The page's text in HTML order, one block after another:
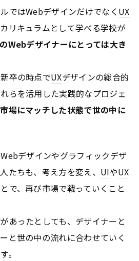
ではWebデザインだけでなく UX
リキュラムとして学べる学校が
Webデザイナーにとっては大き
卒の時点でUXデザインの総合的
らを活用した実践的なプロジェ
市場にマッチした状態で世の中に
デザインやグラフィックデザ
たちも、考え方を変え、 UIやUX
で、再び市場で戦っていくこと
あったとしても、デザイナーと
と世の中の流れに合わせていく
。